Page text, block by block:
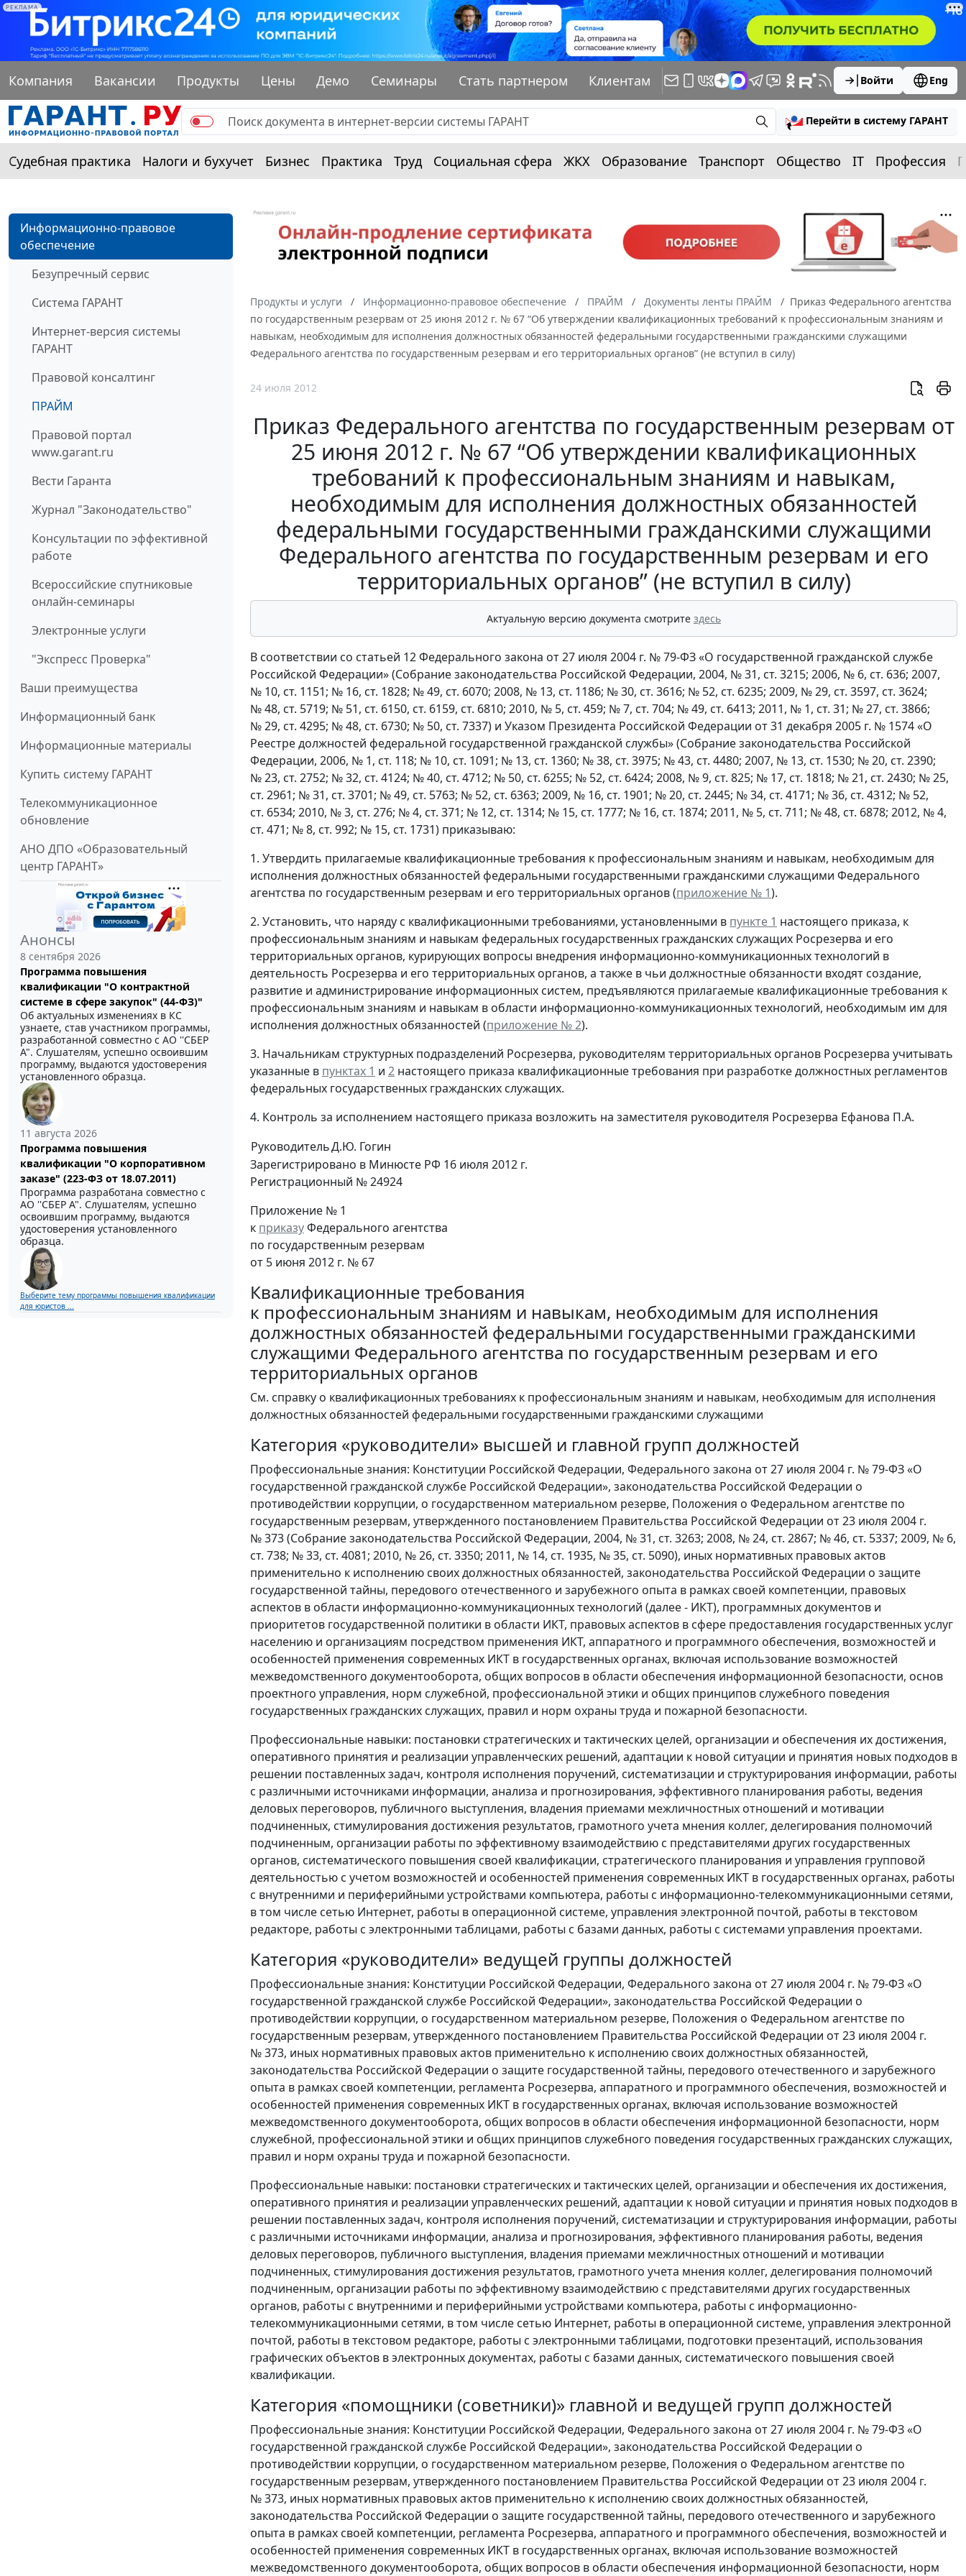
РЕКЛАМА
Компания Вакансии Продукты Цены Демо Семинары Стать партнером Клиентам Войти Eng
Перейти в систему ГАРАНТ
Судебная практика Налоги и бухучет Бизнес Практика Труд Социальная сфера ЖКХ Образование Транспорт Общество IT Профессия
Информационно-правовое
обеспечение
Безупречный сервис
Система ГАРАНТ
Интернет-версия системы
ГАРАНТ
Правовой консалтинг
ПРАЙМ
Правовой портал
www.garant.ru
Вести Гаранта
Журнал "Законодательство"
Консультации по эффективной
работе
Всероссийские спутниковые
онлайн-семинары
Электронные услуги
"Экспресс Проверка"
Ваши преимущества
Информационный банк
Информационные материалы
Купить систему ГАРАНТ
Телекоммуникационное
обновление
АНО ДПО «Образовательный
центр ГАРАНТ»
Анонсы
8 сентября 2026
Программа повышения
квалификации "О контрактной
системе в сфере закупок" (44-ФЗ)"
Об актуальных изменениях в КС
узнаете, став участником программы,
разработанной совместно с АО ''СБЕР
А". Слушателям, успешно освоившим
программу, выдаются удостоверения
установленного образца.
11 августа 2026
Программа повышения
квалификации "О корпоративном
заказе" (223-ФЗ от 18.07.2011)
Программа разработана совместно с
АО ''СБЕР А". Слушателям, успешно
освоившим программу, выдаются
удостоверения установленного
образца.
Выберите тему программы повышения квалификации
для юристов ...
Продукты и услуги Информационно-правовое обеспечение ПРАЙМ Документы ленты ПРАЙМ
Приказ Федерального агентства
по государственным резервам от 25 июня 2012 г. № 67 “Об утверждении квалификационных требований к профессиональным знаниям и
навыкам, необходимым для исполнения должностных обязанностей федеральными государственными гражданскими служащими
Федерального агентства по государственным резервам и его территориальных органов” (не вступил в силу)
24 июля 2012
Приказ Федерального агентства по государственным резервам от
25 июня 2012 г. № 67 “Об утверждении квалификационных
требований к профессиональным знаниям и навыкам,
необходимым для исполнения должностных обязанностей
федеральными государственными гражданскими служащими
Федерального агентства по государственным резервам и его
территориальных органов” (не вступил в силу)
Актуальную версию документа смотрите здесь
В соответствии со статьей 12 Федерального закона от 27 июля 2004 г. № 79-ФЗ «О государственной гражданской службе
Российской Федерации» (Собрание законодательства Российской Федерации, 2004, № 31, ст. 3215; 2006, № 6, ст. 636; 2007,
№ 10, ст. 1151; № 16, ст. 1828; № 49, ст. 6070; 2008, № 13, ст. 1186; № 30, ст. 3616; № 52, ст. 6235; 2009, № 29, ст. 3597, ст. 3624;
№ 48, ст. 5719; № 51, ст. 6150, ст. 6159, ст. 6810; 2010, № 5, ст. 459; № 7, ст. 704; № 49, ст. 6413; 2011, № 1, ст. 31; № 27, ст. 3866;
№ 29, ст. 4295; № 48, ст. 6730; № 50, ст. 7337) и Указом Президента Российской Федерации от 31 декабря 2005 г. № 1574 «О
Реестре должностей федеральной государственной гражданской службы» (Собрание законодательства Российской
Федерации, 2006, № 1, ст. 118; № 10, ст. 1091; № 13, ст. 1360; № 38, ст. 3975; № 43, ст. 4480; 2007, № 13, ст. 1530; № 20, ст. 2390;
№ 23, ст. 2752; № 32, ст. 4124; № 40, ст. 4712; № 50, ст. 6255; № 52, ст. 6424; 2008, № 9, ст. 825; № 17, ст. 1818; № 21, ст. 2430; № 25,
ст. 2961; № 31, ст. 3701; № 49, ст. 5763; № 52, ст. 6363; 2009, № 16, ст. 1901; № 20, ст. 2445; № 34, ст. 4171; № 36, ст. 4312; № 52,
ст. 6534; 2010, № 3, ст. 276; № 4, ст. 371; № 12, ст. 1314; № 15, ст. 1777; № 16, ст. 1874; 2011, № 5, ст. 711; № 48, ст. 6878; 2012, № 4,
ст. 471; № 8, ст. 992; № 15, ст. 1731) приказываю:
1. Утвердить прилагаемые квалификационные требования к профессиональным знаниям и навыкам, необходимым для
исполнения должностных обязанностей федеральными государственными гражданскими служащими Федерального
агентства по государственным резервам и его территориальных органов (приложение № 1).
2. Установить, что наряду с квалификационными требованиями, установленными в пункте 1 настоящего приказа, к
профессиональным знаниям и навыкам федеральных государственных гражданских служащих Росрезерва и его
территориальных органов, курирующих вопросы внедрения информационно-коммуникационных технологий в
деятельность Росрезерва и его территориальных органов, а также в чьи должностные обязанности входят создание,
развитие и администрирование информационных систем, предъявляются прилагаемые квалификационные требования к
профессиональным знаниям и навыкам в области информационно-коммуникационных технологий, необходимым им для
исполнения должностных обязанностей (приложение № 2).
3. Начальникам структурных подразделений Росрезерва, руководителям территориальных органов Росрезерва учитывать
указанные в пунктах 1 и 2 настоящего приказа квалификационные требования при разработке должностных регламентов
федеральных государственных гражданских служащих.
4. Контроль за исполнением настоящего приказа возложить на заместителя руководителя Росрезерва Ефанова П.А.
РуководительД.Ю. Гогин
Зарегистрировано в Минюсте РФ 16 июля 2012 г.
Регистрационный № 24924
Приложение № 1
к приказуФедерального агентства
по государственным резервам
от 5 июня 2012 г. № 67
Квалификационные требования
к профессиональным знаниям и навыкам, необходимым для исполнения
должностных обязанностей федеральными государственными гражданскими
служащими Федерального агентства по государственным резервам и его
территориальных органов
См. справку о квалификационных требованиях к профессиональным знаниям и навыкам, необходимым для исполнения
должностных обязанностей федеральными государственными гражданскими служащими
Категория «руководители» высшей и главной групп должностей
Профессиональные знания: Конституции Российской Федерации, Федерального закона от 27 июля 2004 г. № 79-ФЗ «О
государственной гражданской службе Российской Федерации», законодательства Российской Федерации о
противодействии коррупции, о государственном материальном резерве, Положения о Федеральном агентстве по
государственным резервам, утвержденного постановлением Правительства Российской Федерации от 23 июля 2004 г.
№ 373 (Собрание законодательства Российской Федерации, 2004, № 31, ст. 3263; 2008, № 24, ст. 2867; № 46, ст. 5337; 2009, № 6,
ст. 738; № 33, ст. 4081; 2010, № 26, ст. 3350; 2011, № 14, ст. 1935, № 35, ст. 5090), иных нормативных правовых актов
применительно к исполнению своих должностных обязанностей, законодательства Российской Федерации о защите
государственной тайны, передового отечественного и зарубежного опыта в рамках своей компетенции, правовых
аспектов в области информационно-коммуникационных технологий (далее - ИКТ), программных документов и
приоритетов государственной политики в области ИКТ, правовых аспектов в сфере предоставления государственных услуг
населению и организациям посредством применения ИКТ, аппаратного и программного обеспечения, возможностей и
особенностей применения современных ИКТ в государственных органах, включая использование возможностей
межведомственного документооборота, общих вопросов в области обеспечения информационной безопасности, основ
проектного управления, норм служебной, профессиональной этики и общих принципов служебного поведения
государственных гражданских служащих, правил и норм охраны труда и пожарной безопасности.
Профессиональные навыки: постановки стратегических и тактических целей, организации и обеспечения их достижения,
оперативного принятия и реализации управленческих решений, адаптации к новой ситуации и принятия новых подходов в
решении поставленных задач, контроля исполнения поручений, систематизации и структурирования информации, работы
с различными источниками информации, анализа и прогнозирования, эффективного планирования работы, ведения
деловых переговоров, публичного выступления, владения приемами межличностных отношений и мотивации
подчиненных, стимулирования достижения результатов, грамотного учета мнения коллег, делегирования полномочий
подчиненным, организации работы по эффективному взаимодействию с представителями других государственных
органов, систематического повышения своей квалификации, стратегического планирования и управления групповой
деятельностью с учетом возможностей и особенностей применения современных ИКТ в государственных органах, работы
с внутренними и периферийными устройствами компьютера, работы с информационно-телекоммуникационными сетями,
в том числе сетью Интернет, работы в операционной системе, управления электронной почтой, работы в текстовом
редакторе, работы с электронными таблицами, работы с базами данных, работы с системами управления проектами.
Категория «руководители» ведущей группы должностей
Профессиональные знания: Конституции Российской Федерации, Федерального закона от 27 июля 2004 г. № 79-ФЗ «О
государственной гражданской службе Российской Федерации», законодательства Российской Федерации о
противодействии коррупции, о государственном материальном резерве, Положения о Федеральном агентстве по
государственным резервам, утвержденного постановлением Правительства Российской Федерации от 23 июля 2004 г.
№ 373, иных нормативных правовых актов применительно к исполнению своих должностных обязанностей,
законодательства Российской Федерации о защите государственной тайны, передового отечественного и зарубежного
опыта в рамках своей компетенции, регламента Росрезерва, аппаратного и программного обеспечения, возможностей и
особенностей применения современных ИКТ в государственных органах, включая использование возможностей
межведомственного документооборота, общих вопросов в области обеспечения информационной безопасности, норм
служебной, профессиональной этики и общих принципов служебного поведения государственных гражданских служащих,
правил и норм охраны труда и пожарной безопасности.
Профессиональные навыки: постановки стратегических и тактических целей, организации и обеспечения их достижения,
оперативного принятия и реализации управленческих решений, адаптации к новой ситуации и принятия новых подходов в
решении поставленных задач, контроля исполнения поручений, систематизации и структурирования информации, работы
с различными источниками информации, анализа и прогнозирования, эффективного планирования работы, ведения
деловых переговоров, публичного выступления, владения приемами межличностных отношений и мотивации
подчиненных, стимулирования достижения результатов, грамотного учета мнения коллег, делегирования полномочий
подчиненным, организации работы по эффективному взаимодействию с представителями других государственных
органов, работы с внутренними и периферийными устройствами компьютера, работы с информационно-
телекоммуникационными сетями, в том числе сетью Интернет, работы в операционной системе, управления электронной
почтой, работы в текстовом редакторе, работы с электронными таблицами, подготовки презентаций, использования
графических объектов в электронных документах, работы с базами данных, систематического повышения своей
квалификации.
Категория «помощники (советники)» главной и ведущей групп должностей
Профессиональные знания: Конституции Российской Федерации, Федерального закона от 27 июля 2004 г. № 79-ФЗ «О
государственной гражданской службе Российской Федерации», законодательства Российской Федерации о
противодействии коррупции, о государственном материальном резерве, Положения о Федеральном агентстве по
государственным резервам, утвержденного постановлением Правительства Российской Федерации от 23 июля 2004 г.
№ 373, иных нормативных правовых актов применительно к исполнению своих должностных обязанностей,
законодательства Российской Федерации о защите государственной тайны, передового отечественного и зарубежного
опыта в рамках своей компетенции, регламента Росрезерва, аппаратного и программного обеспечения, возможностей и
особенностей применения современных ИКТ в государственных органах, включая использование возможностей
межведомственного документооборота, общих вопросов в области обеспечения информационной безопасности, норм